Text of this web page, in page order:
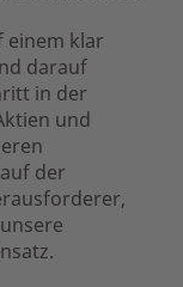
einem klar
darauf
in der
und
der